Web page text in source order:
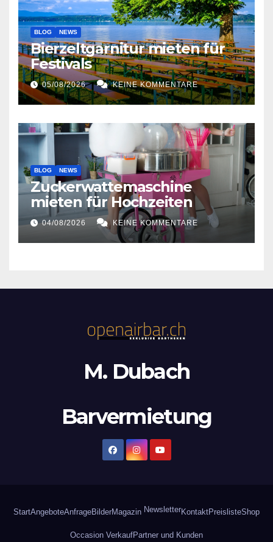
BLOG NEWS
Bierzeltgarnitur mieten für
Festivals
05/08/2026 KEINE KOMMENTARE
BLOG NEWS
Zuckerwattemaschine
mieten für Hochzeiten
04/08/2026 KEINE KOMMENTARE
M. Dubach
Barvermietung
StartAngeboteAnfrageBilderMagazin NewsletterKontaktPreislisteShop
Occasion VerkaufPartner und Kunden